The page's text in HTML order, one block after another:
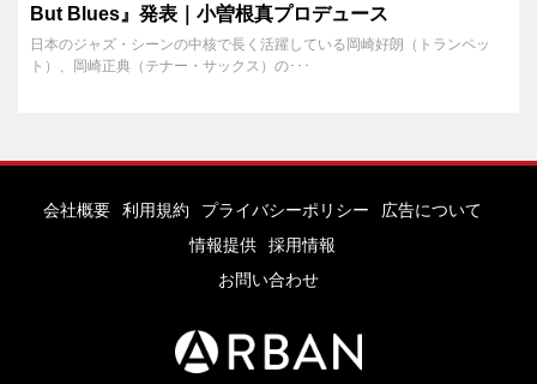
But Blues』発表｜小曽根真プロデュース
日本のジャズ・シーンの中核で長く活躍している岡崎好朗（トランペッ
ト）、岡崎正典（テナー・サックス）の･･･
会社概要 利用規約 プライバシーポリシー
広告について
情報提供
採用情報
お問い合わせ